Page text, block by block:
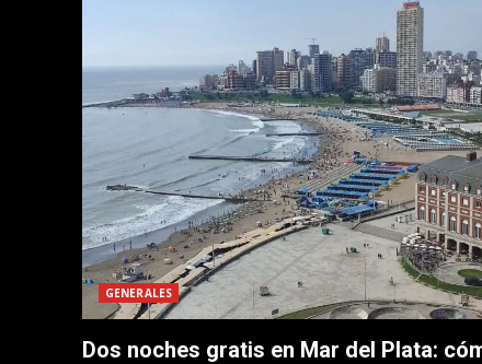
GENERALES
Dos noches gratis en Mar del Plata: